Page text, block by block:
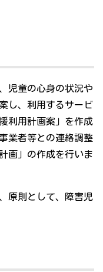
児童の心身の状況や
し、利用するサービ
利用計画案」を作成
業者等との連絡調整
画」の作成を行いま
原則として、障害児